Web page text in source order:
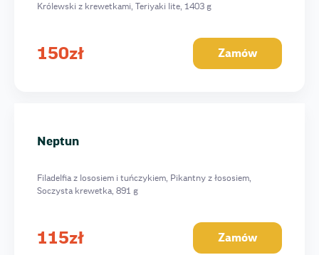
Królewski z krewetkami, Teriyaki lite, 1403 g
150zł Zamów
Neptun
Filadelfia z lososiem i tuńczykiem, Pikantny z łososiem,
Soczysta krewetka, 891 g
115zł Zamów